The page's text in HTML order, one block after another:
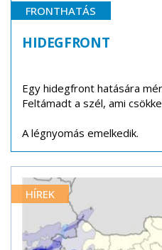
FRONTHATÁS
HIDEGFRONT
Egy hidegfront hatására
Feltámadt a szél, ami
A légnyomás emelkedik.
HÍREK